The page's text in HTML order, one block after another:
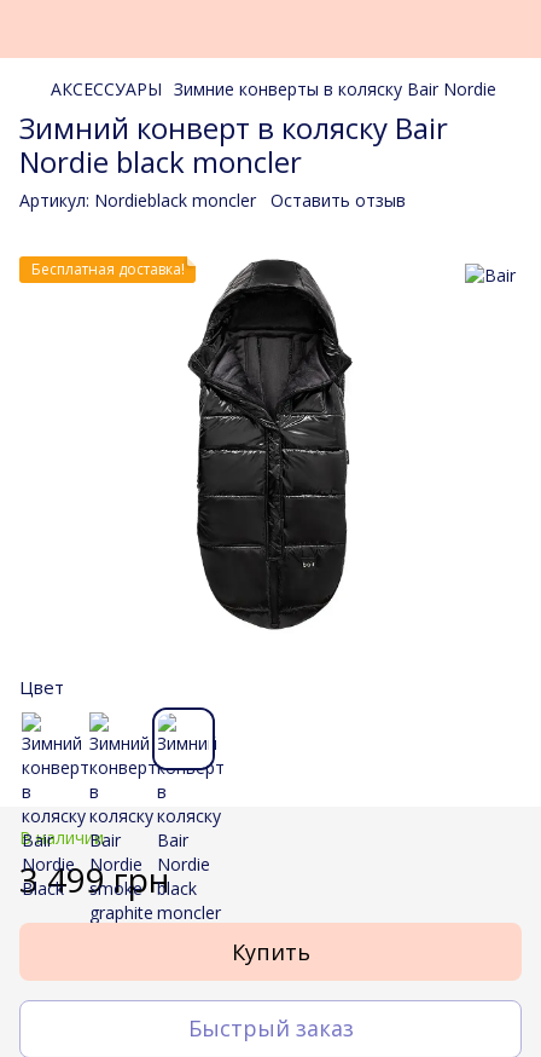
АКСЕССУАРЫ Зимние конверты в коляску Bair Nordie
Зимний конверт в коляску Bair
Nordie black moncler
Артикул: Nordieblack moncler Оставить отзыв
Бесплатная доставка!
Цвет
В наличии
3 499 грн
Купить
Быстрый заказ